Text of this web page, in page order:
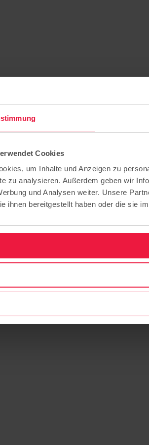
Cookies
um Inhalte und Anzeigen zu
zu analysieren. Außerdem geben wir
und Analysen weiter. Unsere
ihnen bereitgestellt haben oder die sie